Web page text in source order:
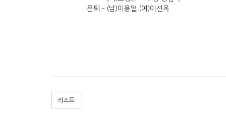
은퇴 - (남)이용열 (여)이선옥
리스트